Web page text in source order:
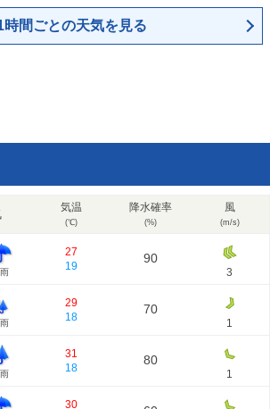
時間ごとの天気を見る
気温
(℃)
降水確率
(%)
風
(m/s)
27
19
90
3
29
18
70
1
31
18
80
1
30